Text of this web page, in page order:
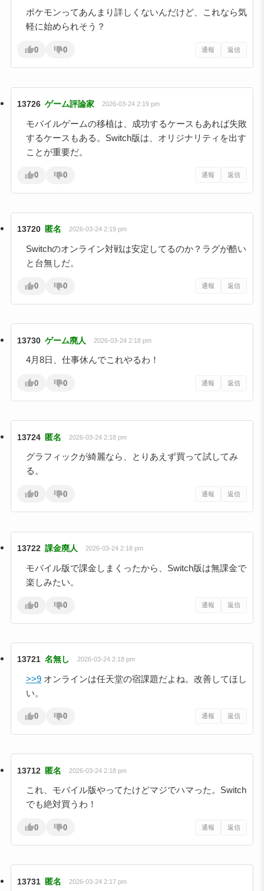
ポケモンってあんまり詳しくないんだけど、これなら気
軽に始められそう？
0 0 通報 返信
13726 ゲーム評論家 2026-03-24 2:19 pm
モバイルゲームの移植は、成功するケースもあれば失敗
するケースもある。Switch版は、オリジナリティを出す
ことが重要だ。
0 0 通報 返信
13720 匿名 2026-03-24 2:19 pm
Switchのオンライン対戦は安定してるのか？ラグが酷い
と台無しだ。
0 0 通報 返信
13730 ゲーム廃人 2026-03-24 2:18 pm
4月8日、仕事休んでこれやるわ！
0 0 通報 返信
13724 匿名 2026-03-24 2:18 pm
グラフィックが綺麗なら、とりあえず買って試してみ
る。
0 0 通報 返信
13722 課金廃人 2026-03-24 2:18 pm
モバイル版で課金しまくったから、Switch版は無課金で
楽しみたい。
0 0 通報 返信
13721 名無し 2026-03-24 2:18 pm
>>9オンラインは任天堂の宿課題だよね。改善してほし
い。
0 0 通報 返信
13712 匿名 2026-03-24 2:18 pm
これ、モバイル版やってたけどマジでハマった。Switch
でも絶対買うわ！
0 0 通報 返信
13731 匿名 2026-03-24 2:17 pm